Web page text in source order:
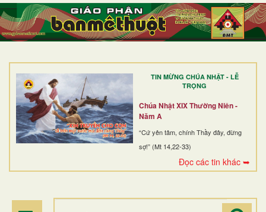
TIN MỪNG CHÚA NHẬT - LỄ
TRỌNG
Chúa Nhật XIX Thường Niên -
Năm A
“Cứ yên tâm, chính Thầy đây, đừng
sợ!” (Mt 14,22-33)
Đọc các tin khác ➥
TRANG NHẤT
GIỚI THIỆU
DÒNG TU
BAN MỤC VỤ
ĐOÀN THỂ CG
ĐIỂM HÀNH HƯƠNG